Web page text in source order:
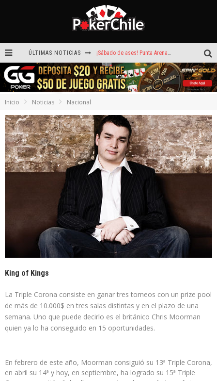
ÚLTIMAS NOTICIAS ¡Sábado de ases! Punta Arenas y Valdivia repartieron más de $3,8 millones
ROAD TO CLSOP Puerto Plata, satélite a Main Event.
Carlos Faúndez aceleró hasta la victoria en el Turbo de Dreams Temuco
Hoy camiseta Firmada por Arturo Vidal gratis en GGPoker
La generación dorada de 2011: el año en que Chile conquistó el póker internacional
Inicio Noticias Nacional
King of Kings
La Triple Corona consiste en ganar tres torneos con un prize pool
de más de 10.000$ en tres salas distintas y en el plazo de una
semana. Uno que puede decirlo es el británico Chris Moorman
quien ya lo ha conseguido en 15 oportunidades.
En febrero de este año, Moorman consiguió su 13ª Triple Corona,
en abril su 14ª y hoy, en septiembre, ha logrado su 15ª Triple